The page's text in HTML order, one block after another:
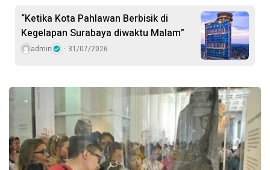
“Ketika Kota Pahlawan Berbisik di
Kegelapan Surabaya diwaktu Malam”
admin 31/07/2026